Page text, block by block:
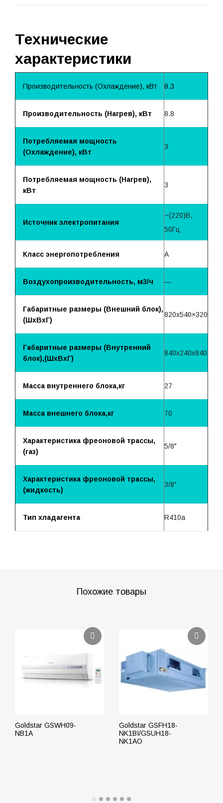
Технические
характеристики
Производительность (Охлаждение), кВт 8.3
Производительность (Нагрев), кВт 8.8
Потребляемая мощность
(Охлаждение), кВт
3
Потребляемая мощность (Нагрев),
кВт
3
Источник электропитания
~(220)B,
50Гц
Класс энергопотребления A
Воздухопроизводительность, м3/ч —
Габаритные размеры (Внешний блок),
(ШхВхГ)
820х540×320
Габаритные размеры (Внутренний
блок),(ШхВхГ)
840х240х840
Масса внутреннего блока,кг 27
Масса внешнего блока,кг 70
Характеристика фреоновой трассы,
(газ)
5/8"
Характеристика фреоновой трассы,
(жидкость)
3/8"
Тип хладагента R410a
Похожие товары
Goldstar GSWH09-
NB1A
Goldstar GSFH18-
NK1BI/GSUH18-
NK1AO